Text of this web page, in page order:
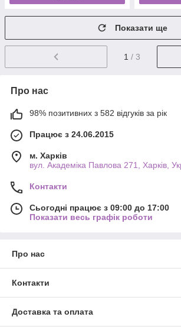
Показати ще
1 / 3
Про нас
98% позитивних з 582 відгуків за рік
Працює з 24.06.2015
м. Харків
вул. Академіка Павлова 271, Харків,
Контакти
Сьогодні працює з 09:00 до 17:00
Показати весь графік роботи
Про нас
Контакти
Доставка та оплата